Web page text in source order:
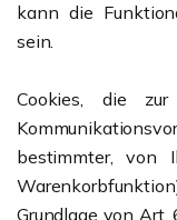
kann die
sein.
Cookies, die zur
bestimmter, von
Grundlage von Art.